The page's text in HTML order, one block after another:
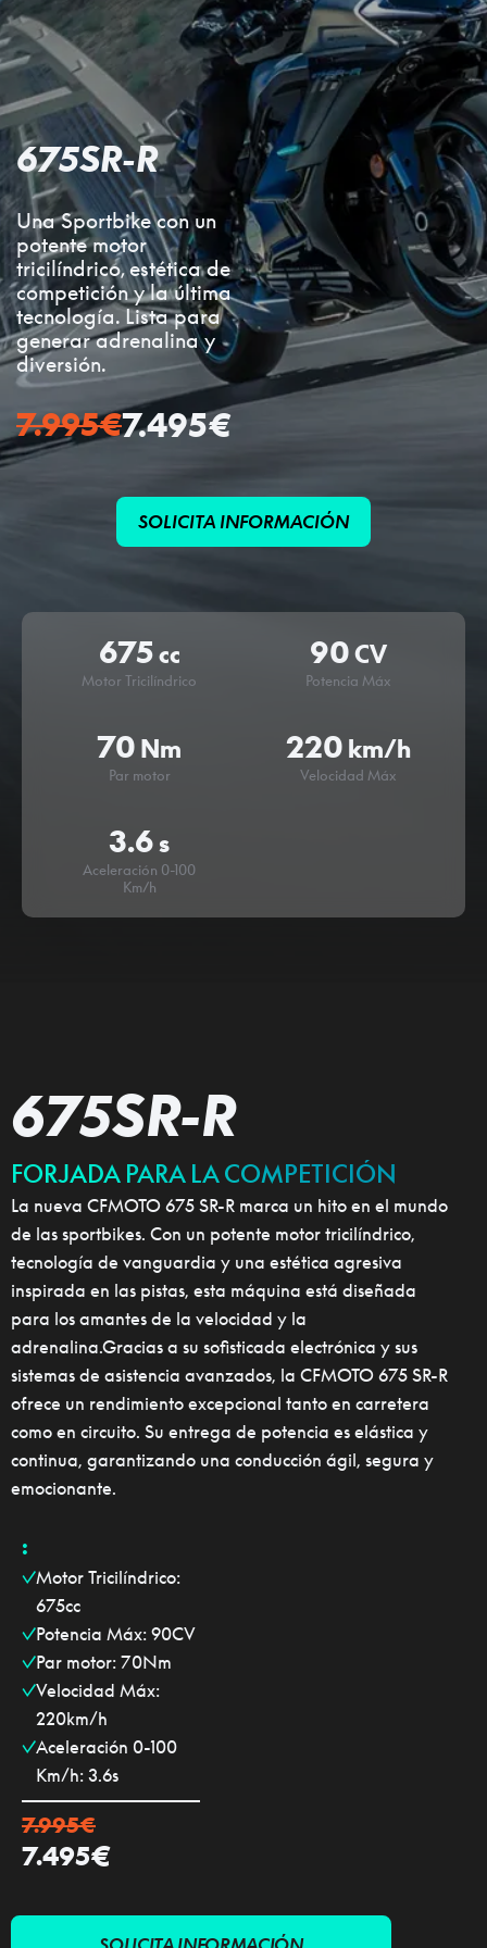
675SR-R
Una Sportbike con un
potente motor
tricilíndrico, estética de
competición y la última
tecnología. Lista para
generar adrenalina y
diversión.
7.995€7.495€
SOLICITA INFORMACIÓN
675cc
Motor Tricilíndrico
90CV
Potencia Máx
70 Nm
Par motor
220 km/h
Velocidad Máx
3.6s
Aceleración 0-100
Km/h
675SR-R
FORJADA PARA LA COMPETICIÓN
La nueva CFMOTO 675 SR-R marca un hito en el mundo
de las sportbikes. Con un potente motor tricilíndrico,
tecnología de vanguardia y una estética agresiva
inspirada en las pistas, esta máquina está diseñada
para los amantes de la velocidad y la
adrenalina.Gracias a su sofisticada electrónica y sus
sistemas de asistencia avanzados, la CFMOTO 675 SR-R
ofrece un rendimiento excepcional tanto en carretera
como en circuito. Su entrega de potencia es elástica y
continua, garantizando una conducción ágil, segura y
emocionante.
:
✓Motor Tricilíndrico:
675cc
✓Potencia Máx: 90CV
✓Par motor: 70Nm
✓Velocidad Máx:
220km/h
✓Aceleración 0-100
Km/h: 3.6s
7.995€
7.495€